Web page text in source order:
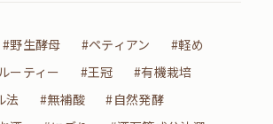
#野生酵母 #ペティアン
#軽め
ーティー #王冠
#有機栽培
法
#無補酸
#自然発酵